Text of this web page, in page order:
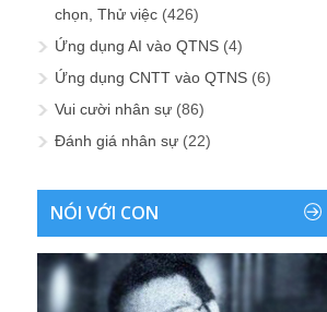
chọn, Thử việc (426)
Ứng dụng AI vào QTNS (4)
Ứng dụng CNTT vào QTNS (6)
Vui cười nhân sự (86)
Đánh giá nhân sự (22)
NÓI VỚI CON